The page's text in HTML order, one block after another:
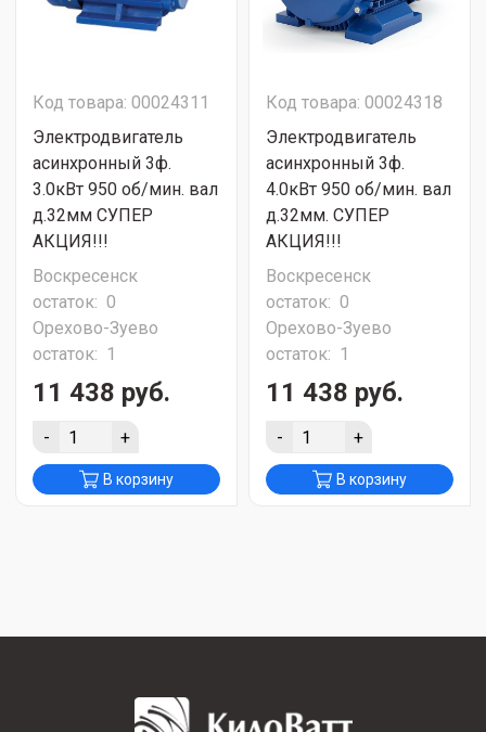
Код товара: 00024311
Электродвигатель
асинхронный 3ф.
3.0кВт 950 об/мин. вал
д.32мм СУПЕР
АКЦИЯ!!!
Воскресенск
остаток: 0
Орехово-Зуево
остаток: 1
11 438 руб.
- +
В корзину
Код товара: 00024318
Электродвигатель
асинхронный 3ф.
4.0кВт 950 об/мин. вал
д.32мм. СУПЕР
АКЦИЯ!!!
Воскресенск
остаток: 0
Орехово-Зуево
остаток: 1
11 438 руб.
- +
В корзину